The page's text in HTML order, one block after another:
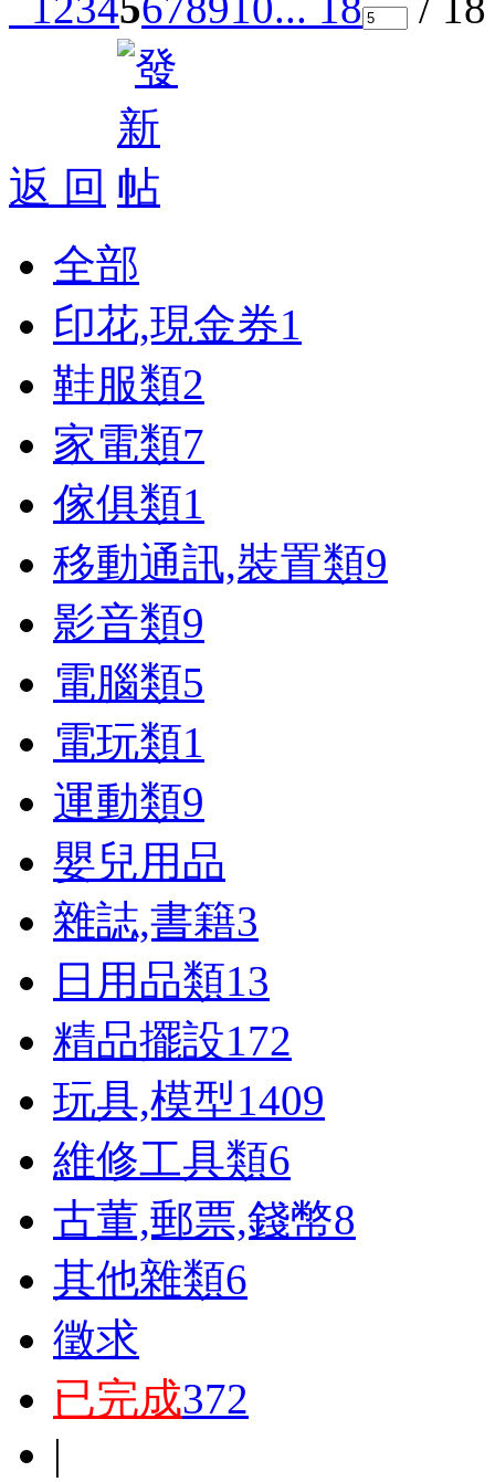
返 回
全部
印花,現金券1
鞋服類2
家電類7
傢俱類1
移動通訊,裝置類9
影音類9
電腦類5
電玩類1
運動類9
嬰兒用品
雜誌,書籍3
日用品類13
精品擺設172
玩具,模型1409
維修工具類6
古董,郵票,錢幣8
其他雜類6
徵求
已完成372
|